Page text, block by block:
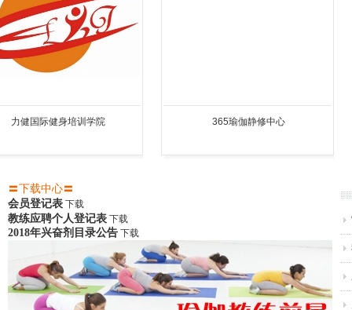
365瑜伽静修中心 KD健身学院
〓下载中心〓
会员登记表 下载
教练应聘个人登记表 下载
2018年兴奋剂目录公告 下载